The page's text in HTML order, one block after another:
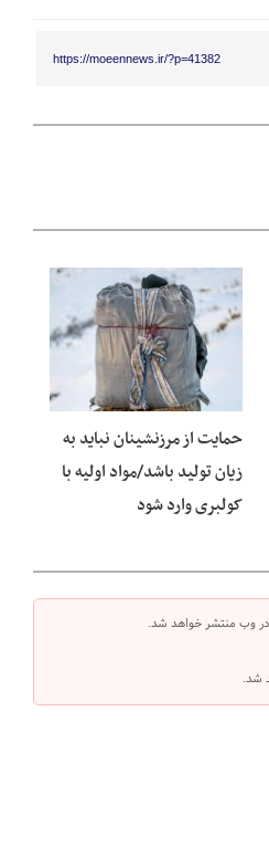
https://moeennews.ir/?p=41382
حمایت از مرزنشینان نباید به
زیان تولید باشد/مواد اولیه با
کولبری وارد شود
وب منتشر خواهد شد.
شد.